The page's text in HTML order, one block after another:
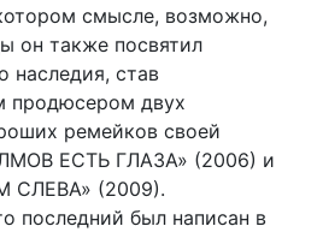
смысле, возможно,
он также посвятил
наследия, став
продюсером двух
ремейков своей
ЕСТЬ ГЛАЗА» (2006) и
(2009).
последний был написан в